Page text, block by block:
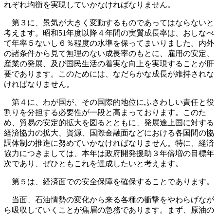
れぞれ均衡を実現していかなければなりません。
第３に、景気が大きく変動するものであってはならないと
考えます。昭和51年度以降４年間の実質成長率は、おしなべ
て年率５ないし６％程度の水準を保ってまいりました。内外
の諸条件から見て無理のない成長率のもとに、雇用の安定、
産業の発展、及び国民生活の着実な向上を実現することが肝
要であります。このためには、なだらかな成長が維持されな
ければなりません。
第４に、わが国が、その国際的地位にふさわしい責任と役
割りを分担する必要性が一段と高まっております。このた
め、貿易の安定的拡大を図るとともに、発展途上国に対する
経済協力の拡大、資源、国際金融面などにおける各国間の協
調体制の推進に努めていかなければなりません。特に、経済
協力につきましては、本年は政府開発援助３年倍増の目標年
次であり、ぜひともこれを達成したいと考えます。
第５は、経済面での安全保障を確保することであります。
当面、石油情勢の変化から来る各種の衝撃をやわらげなが
ら吸収していくことが焦眉の急務であります。まず、原油の